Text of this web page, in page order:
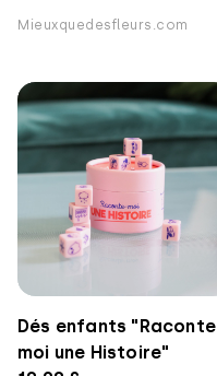
Mieuxquedesfleurs.com
Dés enfants "Raconte
moi une Histoire"